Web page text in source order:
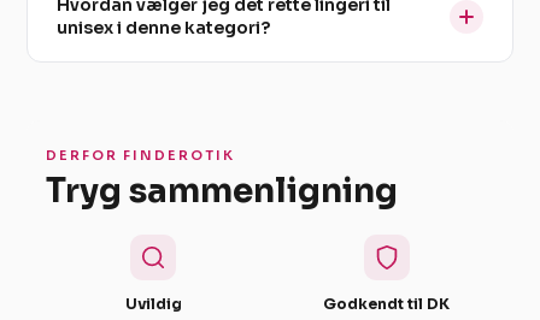
unisex i denne kategori?
DERFOR FINDEROTIK
Tryg sammenligning
Uvildig Godkendt til DK